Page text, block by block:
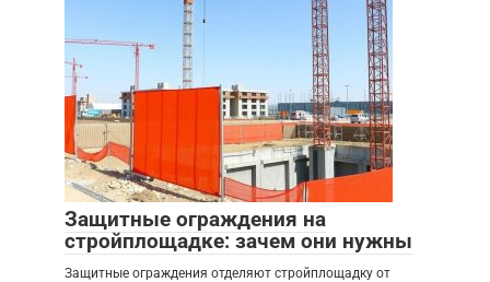
Защитные ограждения на
стройплощадке: зачем они нужны
Защитные ограждения отделяют стройплощадку от